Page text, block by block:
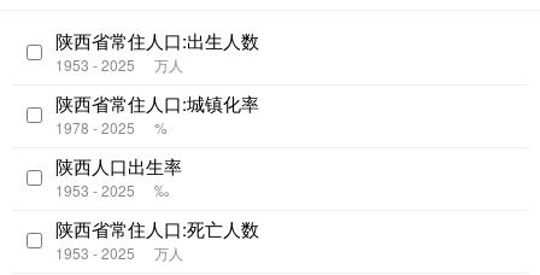
陕西省常住人口:出生人数
1953 - 2025 万人
陕西省常住人口:城镇化率
1978 - 2025 %
陕西人口出生率
1953 - 2025 ‰
陕西省常住人口:死亡人数
1953 - 2025 万人